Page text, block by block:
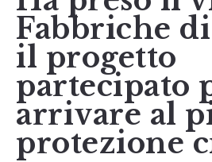
Fabbriche
il progetto
partecipato
arrivare al
protezione